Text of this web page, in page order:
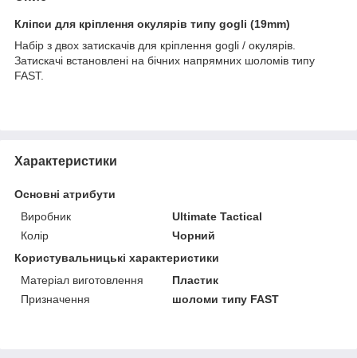
Кліпси для кріплення окулярів типу gogli (19mm)
Набір з двох затискачів для кріплення gogli / окулярів.
Затискачі встановлені на бічних напрямних шоломів типу
FAST.
Характеристики
Основні атрибути
Виробник
Ultimate Tactical
Колір
Чорний
Користувальницькі характеристики
Матеріал виготовлення
Пластик
Призначення
шоломи типу FAST